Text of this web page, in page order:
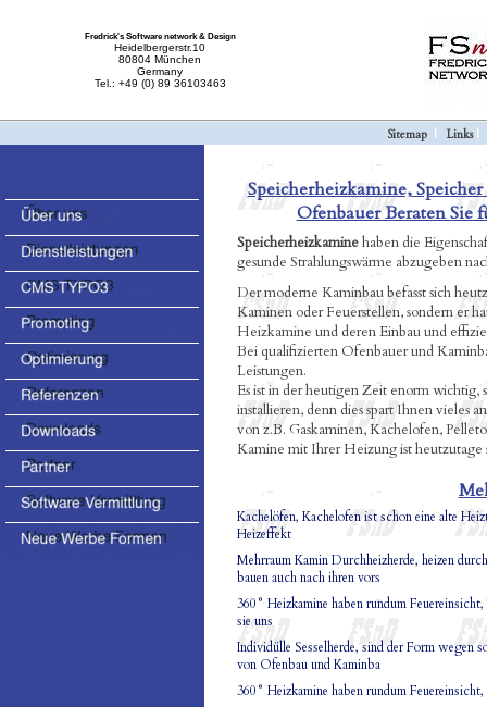
Fredrick's Software network & Design
Heidelbergerstr.10
80804 München
Germany
Tel.: +49 (0) 89 36103463
Sitemap | Links
Speicherheizkamine,
Ofenbauer Beraten Sie
Speicherheizkaminehaben die
gesunde Strahlungswärme abzugeben
Der moderne Kaminbau befasst sich
Kaminen oder Feuerstellen, sondern er
Heizkamine und deren Einbau und
Bei qualifizierten Ofenbauer und
Leistungen.
Es ist in der heutigen Zeit enorm
installieren, denn dies spart Ihnen vieles
von z.B. Gaskaminen, Kachelofen,
Kamine mit Ihrer Heizung ist heutzutage
Kachelöfen, Kachelofen ist schon eine alte
Heizeffekt
Mehrraum Kamin Durchheizherde, heizen
bauen auch nach ihren vors
360° Heizkamine haben rundum
sie uns
Individülle Sesselherde, sind der Form wegen
von Ofenbau und Kaminba
360° Heizkamine haben rundum